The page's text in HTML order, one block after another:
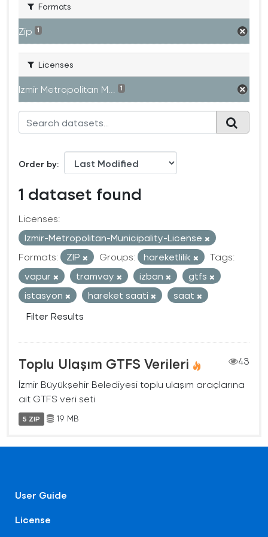
Formats
Zip 1
Licenses
Izmir Metropolitan M... 1
Order by
1 dataset found
Licenses:
Izmir-Metropolitan-Municipality-License
Formats:
ZIP Groups: hareketlilik
Tags:
vapur
tramvay izban
gtfs
istasyon
hareket saati
saat
Filter Results
Toplu Ulaşım GTFS Verileri
43
İzmir Büyükşehir Belediyesi toplu ulaşım araçlarına
ait GTFS veri seti
5 ZIP 19 MB
User Guide
License